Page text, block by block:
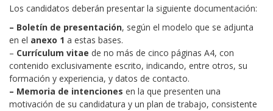
Los candidatos deberán presentar la siguiente documentación:
– Boletín de presentación, según el modelo que se adjunta
en el anexo 1 a estas bases.
– Currículum vitae de no más de cinco páginas A4, con
contenido exclusivamente escrito, indicando, entre otros, su
formación y experiencia, y datos de contacto.
– Memoria de intenciones en la que presenten una
motivación de su candidatura y un plan de trabajo, consistente